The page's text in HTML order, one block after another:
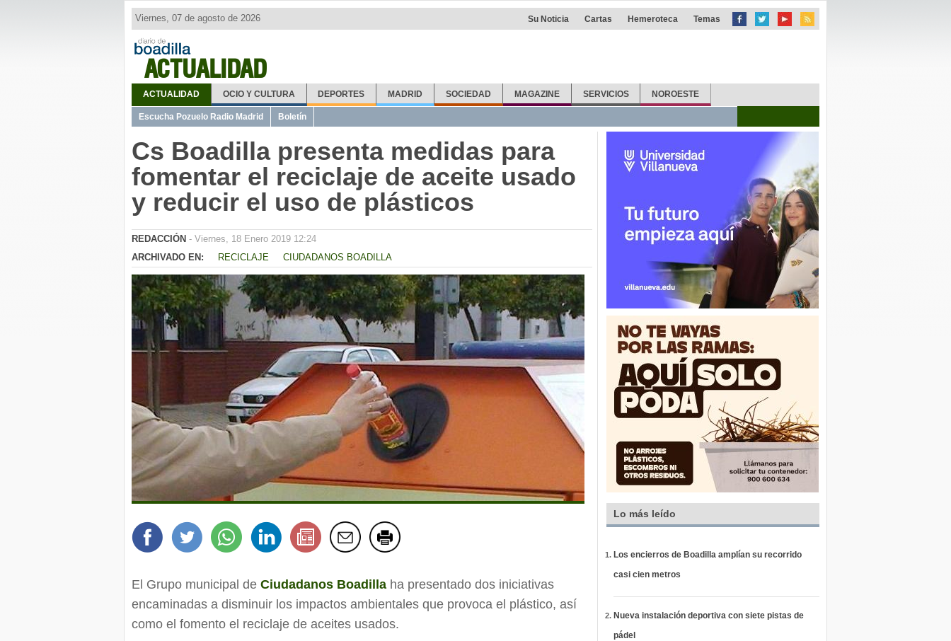
ACTUALIDAD
Viernes, 07 de agosto de 2026 Su Noticia Cartas Hemeroteca Temas
ACTUALIDAD OCIO Y CULTURA DEPORTES MADRID SOCIEDAD MAGAZINE SERVICIOS NOROESTE
Escucha Pozuelo Radio Madrid Boletín
Cs Boadilla presenta medidas para
fomentar el reciclaje de aceite usado
y reducir el uso de plásticos
REDACCIÓN - Viernes, 18 Enero 2019 12:24
ARCHIVADO EN:
RECICLAJE CIUDADANOS BOADILLA
El Grupo municipal de Ciudadanos Boadilla ha presentado dos iniciativas
encaminadas a disminuir los impactos ambientales que provoca el plástico, así
como el fomento el reciclaje de aceites usados.
Lo más leído
Los encierros de Boadilla amplían su recorrido
casi cien metros
Nueva instalación deportiva con siete pistas de
pádel